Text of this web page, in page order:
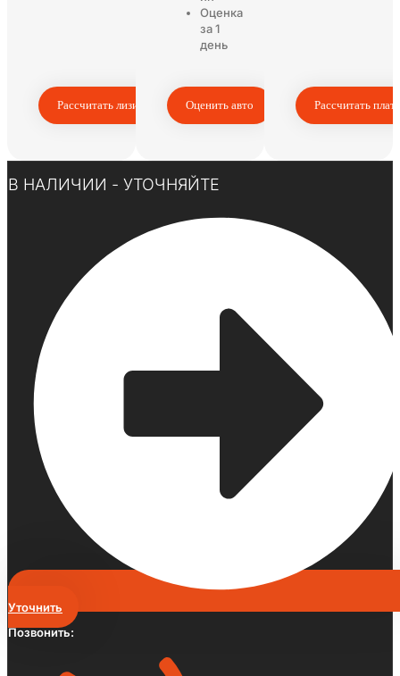
Рассчитать лизинг
Оценка
за 1
день
Оценить авто Рассчитать
В НАЛИЧИИ - УТОЧНЯЙТЕ
Уточнить
Позвонить: